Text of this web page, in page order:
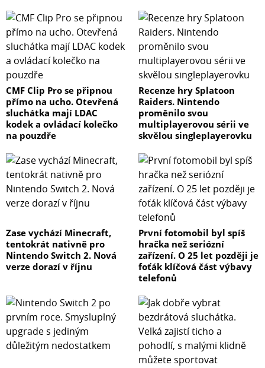
CMF Clip Pro se připnou
přímo na ucho. Otevřená
sluchátka mají LDAC
kodek a ovládací kolečko
na pouzdře
Recenze hry Splatoon
Raiders. Nintendo
proměnilo svou
multiplayerovou sérii ve
skvělou singleplayerovku
Zase vychází Minecraft,
tentokrát nativně pro
Nintendo Switch 2. Nová
verze dorazí v říjnu
První fotomobil byl spíš
hračka než seriózní
zařízení. O 25 let později je
foťák klíčová část výbavy
telefonů